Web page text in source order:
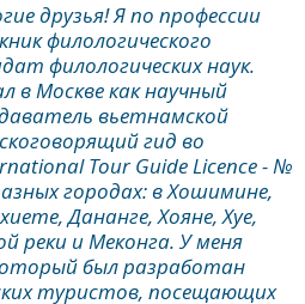
друзья! Я по профессии
филологического
филологических наук.
в Москве как научный
вьетнамской
гид во
Tour Guide Licence - №
городах: в Хошимине,
Дананге, Хояне, Хуе,
реки и Меконга. У меня
был разработан
туристов, посещающих